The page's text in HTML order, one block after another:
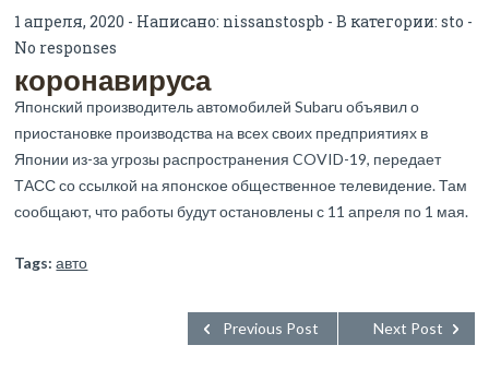
коронавируса
1 апреля, 2020 - Написано: nissanstospb - В категории:sto -
No responses
Японский производитель автомобилей Subaru объявил о
приостановке производства на всех своих предприятиях в
Японии из-за угрозы распространения COVID-19, передает
ТАСС со ссылкой на японское общественное телевидение. Там
сообщают, что работы будут остановлены с 11 апреля по 1 мая.
Tags: авто
Next Post
Previous Post